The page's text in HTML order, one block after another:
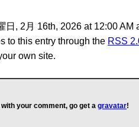
日, 2月 16th, 2026 at 12:00
to this entry through the RSS
own site.
your comment, go get a gravatar!